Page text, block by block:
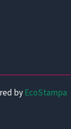
byEcoStampa